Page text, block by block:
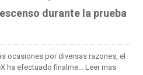
durante la prueba
ocasiones por diversas razones, el
ha efectuado finalme... Leer mas